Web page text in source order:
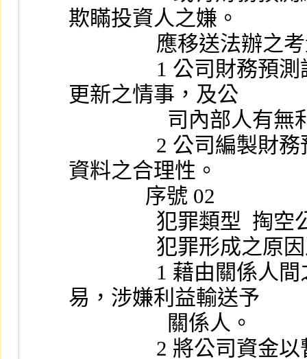
欺瞞投資人之嫌。
應移送法辦
更新之情事，及公
資料之合理性。
              序號 02
犯
犯罪形
易，涉嫌利益輸送予
                  關係人。